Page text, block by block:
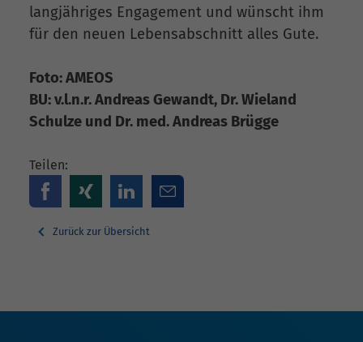
langjähriges Engagement und wünscht ihm
für den neuen Lebensabschnitt alles Gute.
Foto: AMEOS
BU: v.l.n.r. Andreas Gewandt, Dr. Wieland
Schulze und Dr. med. Andreas Brügge
Teilen:
Zurück zur Übersicht